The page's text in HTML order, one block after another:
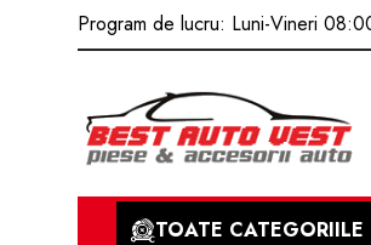
Program de lucru: Luni-Vineri
TOATE CATEGORIILE